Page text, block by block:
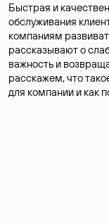
Быстрая и
обслуживания
компаниям
рассказывают о
важность и
расскажем, что
для компании и как